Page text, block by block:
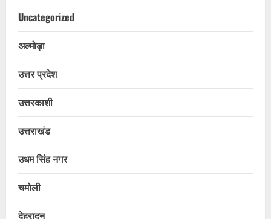
Uncategorized
अल्मोड़ा
उत्तर प्रदेश
उत्तरकाशी
उत्तराखंड
उधम सिंह नगर
चमोली
देहरादून